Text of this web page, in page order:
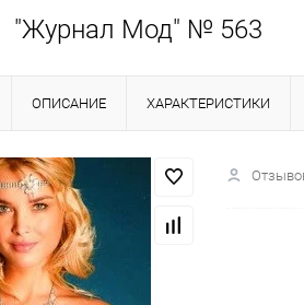
"Журнал Мод" № 563
ОПИСАНИЕ ХАРАКТЕРИСТИКИ